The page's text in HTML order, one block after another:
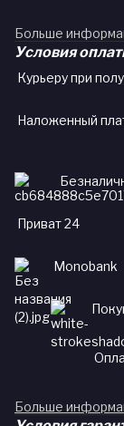
Больше
Условия
Курьеру при
Наложенный
Приват 24
Monobank
Больше